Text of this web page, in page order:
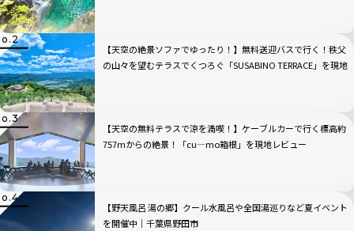
【天空の絶景ソファでゆったり！】無料送迎バスで行く！秩父
の山々を望むテラスでくつろぐ「SUSABINO TERRACE」を現地
【天空の無料テラスで涼を満喫！】ケーブルカーで行く標高約
757mからの絶景！「cu―mo箱根」を現地レビュー
【野天風呂 湯の郷】クール水風呂や全国湯巡りなど夏イベント
を開催中｜千葉県野田市